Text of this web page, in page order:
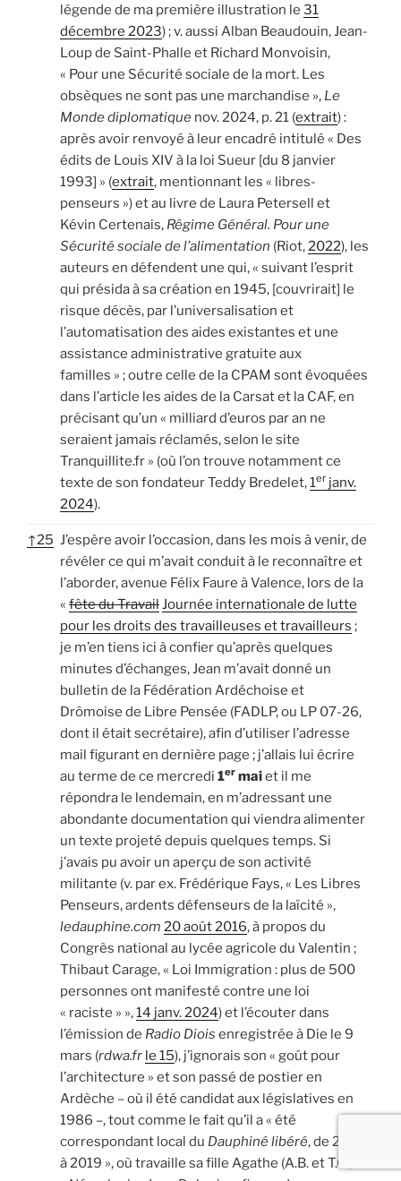
légende de ma première illustration le 31
décembre 2023) ; v. aussi Alban Beaudouin, Jean-
Loup de Saint-Phalle et Richard Monvoisin,
« Pour une Sécurité sociale de la mort. Les
obsèques ne sont pas une marchandise », Le
Monde diplomatique nov. 2024, p. 21 (extrait) :
après avoir renvoyé à leur encadré intitulé « Des
édits de Louis XIV à la loi Sueur [du 8 janvier
1993] » (extrait, mentionnant les « libres-
penseurs ») et au livre de Laura Petersell et
Kévin Certenais, Régime Général. Pour une
Sécurité sociale de l’alimentation (Riot,2022), les
auteurs en défendent une qui, « suivant l’esprit
qui présida à sa création en 1945, [couvrirait] le
risque décès, par l’universalisation et
l’automatisation des aides existantes et une
assistance administrative gratuite aux
familles » ; outre celle de la CPAM sont évoquées
dans l’article les aides de la Carsat et la CAF, en
précisant qu’un « milliard d’euros par an ne
seraient jamais réclamés, selon le site
Tranquillite.fr » (où l’on trouve notamment ce
texte de son fondateur Teddy Bredelet,1er janv.
2024).
↑25 J’espère avoir l’occasion, dans les mois à venir, de
révéler ce qui m’avait conduit à le reconnaître et
l’aborder, avenue Félix Faure à Valence, lors de la
« fête du TravailJournée internationale de lutte
pour les droits des travailleuses et travailleurs ;
je m’en tiens ici à confier qu’après quelques
minutes d’échanges, Jean m’avait donné un
bulletin de la Fédération Ardéchoise et
Drômoise de Libre Pensée (FADLP, ou LP 07-26,
dont il était secrétaire), afin d’utiliser l’adresse
mail figurant en dernière page ; j’allais lui écrire
au terme de ce mercredi 1er maiet il me
répondra le lendemain, en m’adressant une
abondante documentation qui viendra alimenter
un texte projeté depuis quelques temps. Si
j’avais pu avoir un aperçu de son activité
militante (v. par ex. Frédérique Fays, « Les Libres
Penseurs, ardents défenseurs de la laïcité »,
ledauphine.com 20 août 2016, à propos du
Congrès national au lycée agricole du Valentin ;
Thibaut Carage, « Loi Immigration : plus de 500
personnes ont manifesté contre une loi
« raciste » »,14 janv. 2024) et l’écouter dans
l’émission de Radio Diois enregistrée à Die le 9
mars (rdwa.fr le 15), j’ignorais son « goût pour
l’architecture » et son passé de postier en
Ardèche – où il été candidat aux législatives en
1986 –, tout comme le fait qu’il a « été
correspondant local du Dauphiné libéré, de 2015
à 2019 », où travaille sa fille Agathe (A.B. et T.C.,